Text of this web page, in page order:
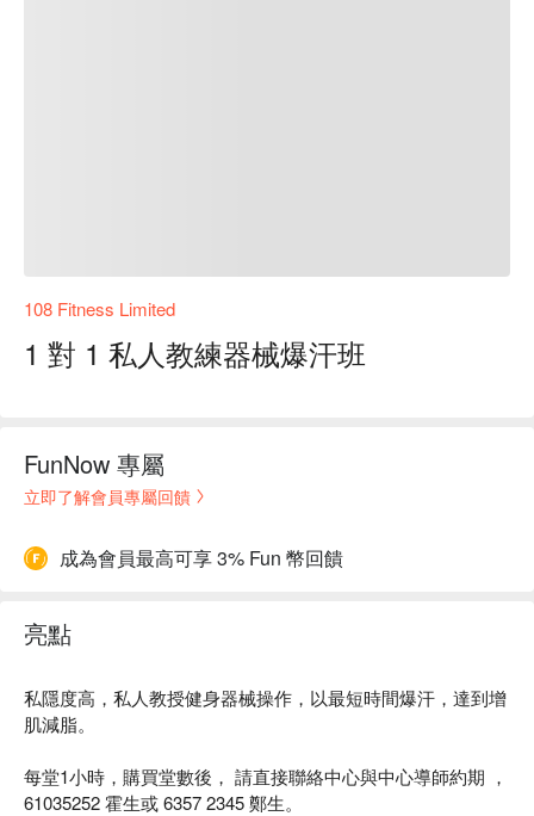
108 Fitness Limited
1 對 1 私人教練器械爆汗班
FunNow 專屬
立即了解會員專屬回饋
成為會員最高可享 3% Fun 幣回饋
亮點
私隱度高，私人教授健身器械操作，以最短時間爆汗，達到增
肌減脂。
每堂1小時，購買堂數後， 請直接聯絡中心與中心導師約期 ，
61035252 霍生或 6357 2345 鄭生。